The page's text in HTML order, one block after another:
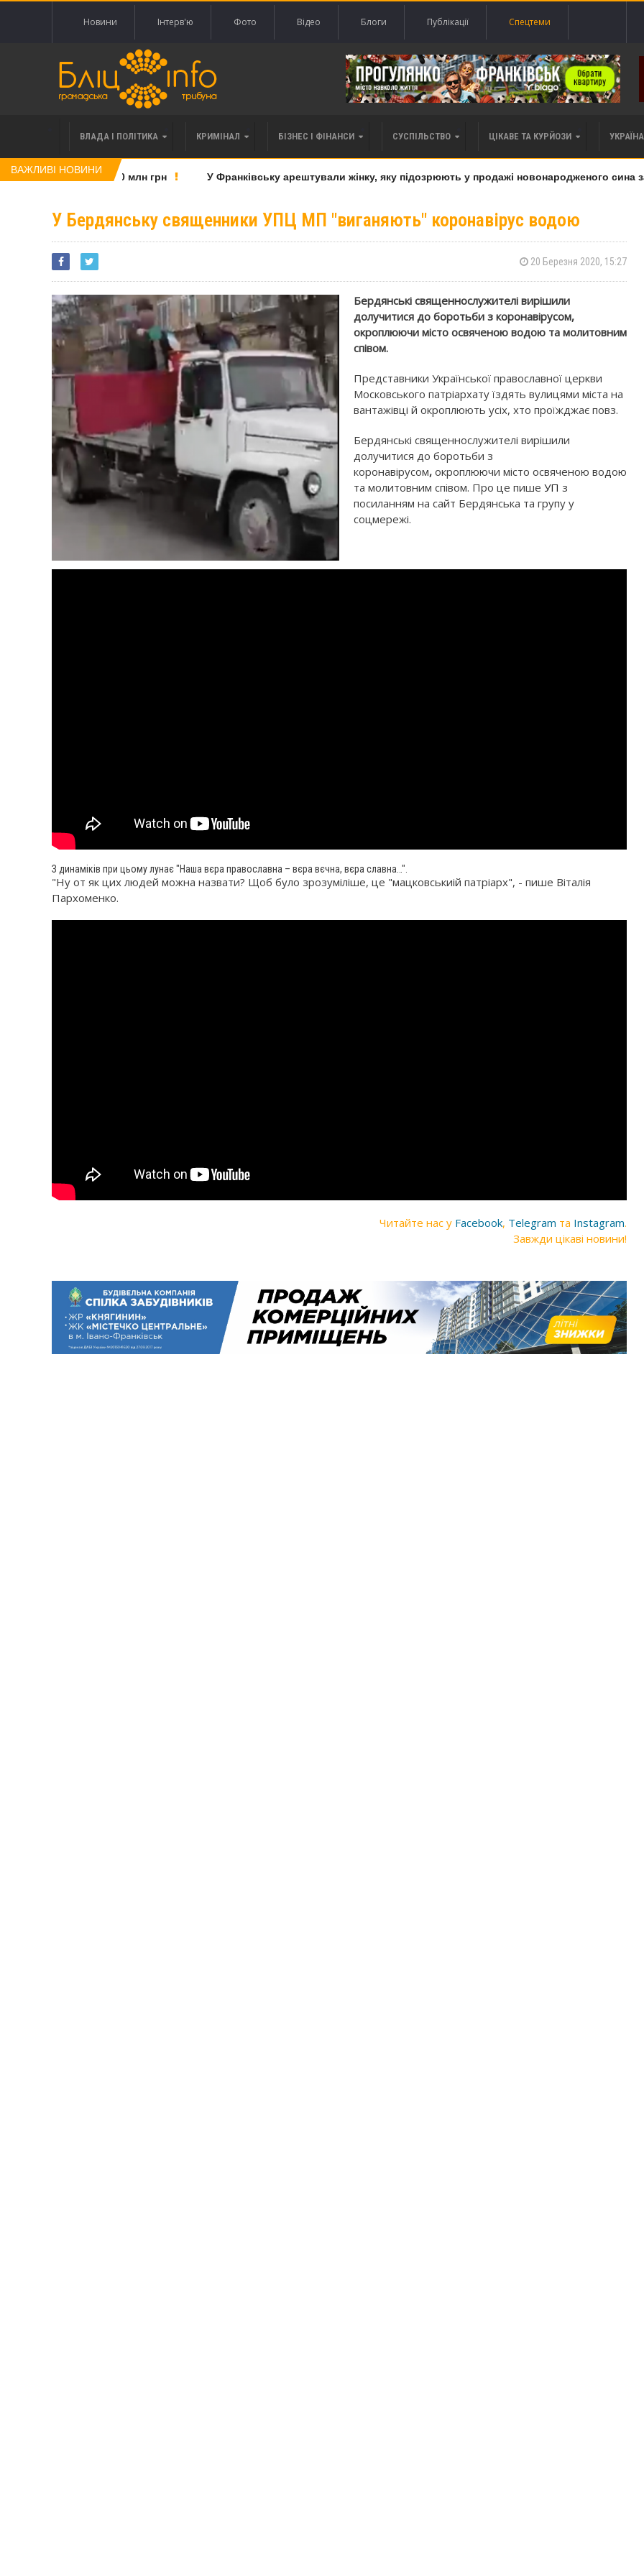
Новини Інтерв'ю Фото Відео Блоги Публікації Спецтеми
ВЛАДА І ПОЛІТИКА КРИМІНАЛ БІЗНЕС І ФІНАНСИ СУСПІЛЬСТВО ЦІКАВЕ ТА КУРЙОЗИ
ВАЖЛИВІ НОВИНИ
на понад 20 млн грн У Франківську арештували жінку, яку підозрюють у продажі новонародженого сина за
У Бердянську священники УПЦ МП "виганяють" коронавірус водою
20 Березня 2020, 15:27
Бердянські священнослужителі вирішили
долучитися до боротьби з коронавірусом,
окроплюючи місто освяченою водою та молитовним
співом.
Представники Української православної церкви
Московського патріархату їздять вулицями міста на
вантажівці й окроплюють усіх, хто проїжджає повз.
Бердянські священнослужителі вирішили
долучитися до боротьби з
коронавірусом, окроплюючи місто освяченою водою
та молитовним співом. Про це пише УП з
посиланням на сайт Бердянська та групу у
соцмережі.
З динаміків при цьому лунає "Наша вєра православна – вєра вєчна, вєра славна…".
"Ну от як цих людей можна назвати? Щоб було зрозуміліше, це "мацковськиій патріарх", - пише Віталія
Пархоменко.
Читайте нас у Facebook, Telegram та Instagram.
Завжди цікаві новини!